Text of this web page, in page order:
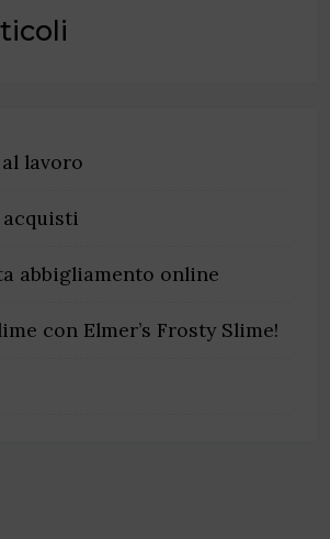
lavoro
acquisti
abbigliamento online
con Elmer’s Frosty Slime!